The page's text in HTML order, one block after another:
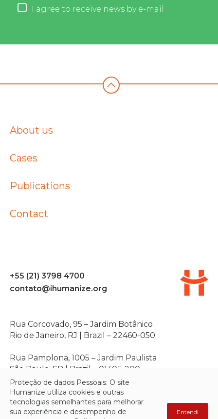
I agree to receive news by e-mail
About us
Cases
Publications
Contact
+55 (21) 3798 4700
contato@ihumanize.org
Rua Corcovado, 95 – Jardim Botânico
Rio de Janeiro, RJ | Brazil – 22460-050
Rua Pamplona, 1005 – Jardim Paulista
São Paulo, SP | Brazil – 01405-200
Proteção de dados Pessoais: O site
Humanize utiliza cookies e outras
tecnologias semelhantes para melhorar
sua experiência e desempenho de
Entendi